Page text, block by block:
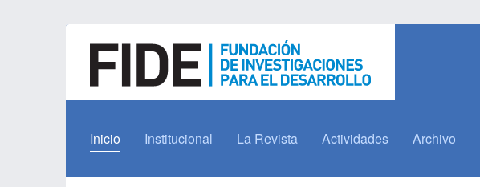
Inicio Institucional La Revista Actividades Archivo